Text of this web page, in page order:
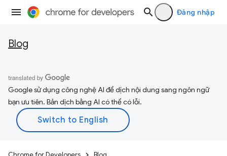
Đăng nhập
Blog
Google sử dụng công nghệ AI để dịch nội dung sang ngôn ngữ
bạn ưu tiên. Bản dịch bằng AI có thể có lỗi.